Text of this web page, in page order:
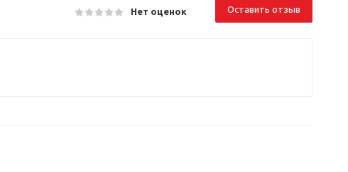
Нет оценок Оставить отзыв